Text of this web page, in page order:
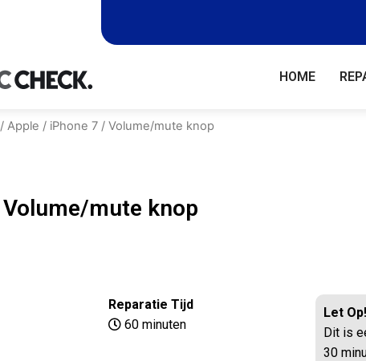
HOME
/ Apple / iPhone 7 / Volume/mute knop
Volume/mute knop
Reparatie Tijd
60 minuten
Let Op!
Dit is
30